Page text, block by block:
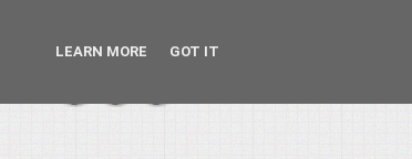
LEARN MORE GOT IT